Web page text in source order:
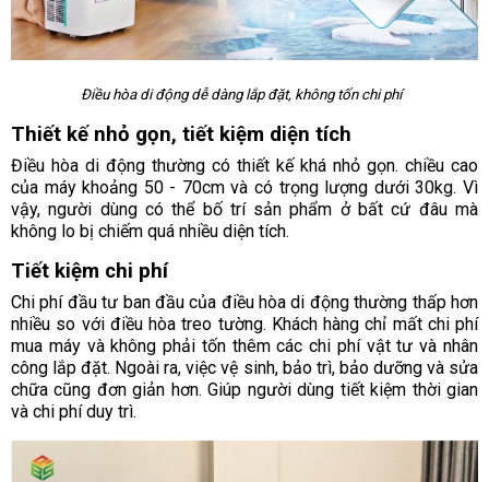
Điều hòa di động dễ dàng lắp đặt, không tốn chi phí
Thiết kế nhỏ gọn, tiết kiệm diện tích
Điều hòa di động thường có thiết kế khá nhỏ gọn. chiều cao
của máy khoảng 50 - 70cm và có trọng lượng dưới 30kg. Vì
vậy, người dùng có thể bố trí sản phẩm ở bất cứ đâu mà
không lo bị chiếm quá nhiều diện tích.
Tiết kiệm chi phí
Chi phí đầu tư ban đầu của điều hòa di động thường thấp hơn
nhiều so với điều hòa treo tường. Khách hàng chỉ mất chi phí
mua máy và không phải tốn thêm các chi phí vật tư và nhân
công lắp đặt. Ngoài ra, việc vệ sinh, bảo trì, bảo dưỡng và sửa
chữa cũng đơn giản hơn. Giúp người dùng tiết kiệm thời gian
và chi phí duy trì.